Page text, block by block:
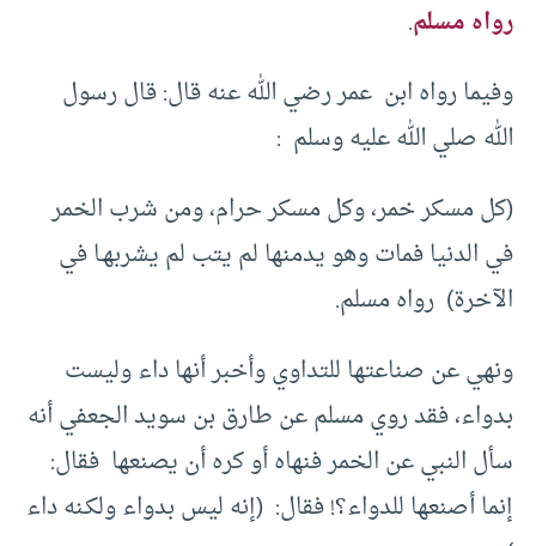
رواه مسلم.
وفيما رواه ابن عمر رضي الله عنه قال: قال رسول
الله صلي الله عليه وسلم :
(كل مسكر خمر، وكل مسكر حرام، ومن شرب الخمر
في الدنيا فمات وهو يدمنها لم يتب لم يشربهـا في
الآخرة) رواه مسلم.
ونهي عن صناعتها للتداوي وأخبر أنها داء وليست
بدواء، فقد روي مسلم عن طارق بن سويد الجعفي أنه
سأل النبي عن الخمر فنهاه أو كره أن يصنعها فقال:
إنما أصنعها للدواء؟! فقال: (إنه ليس بدواء ولكـنه داء